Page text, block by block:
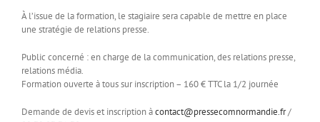
À l’issue de la formation, le stagiaire sera capable de mettre en place
une stratégie de relations presse.
Public concerné : en charge de la communication, des relations presse,
relations média.
Formation ouverte à tous sur inscription – 160 € TTC la 1/2 journée
Demande de devis et inscription àcontact@pressecomnormandie.fr/